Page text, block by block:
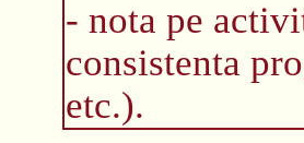
- nota pe
consistenta
etc.).